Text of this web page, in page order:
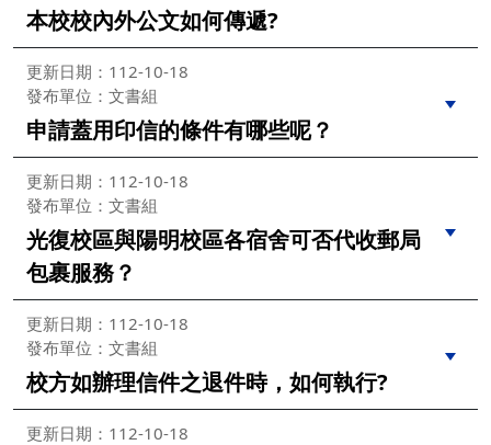
本校校內外公文如何傳遞?
更新日期：112-10-18
發布單位：文書組
申請蓋用印信的條件有哪些呢？
更新日期：112-10-18
發布單位：文書組
光復校區與陽明校區各宿舍可否代收郵局
包裹服務？
更新日期：112-10-18
發布單位：文書組
校方如辦理信件之退件時，如何執行?
更新日期：112-10-18